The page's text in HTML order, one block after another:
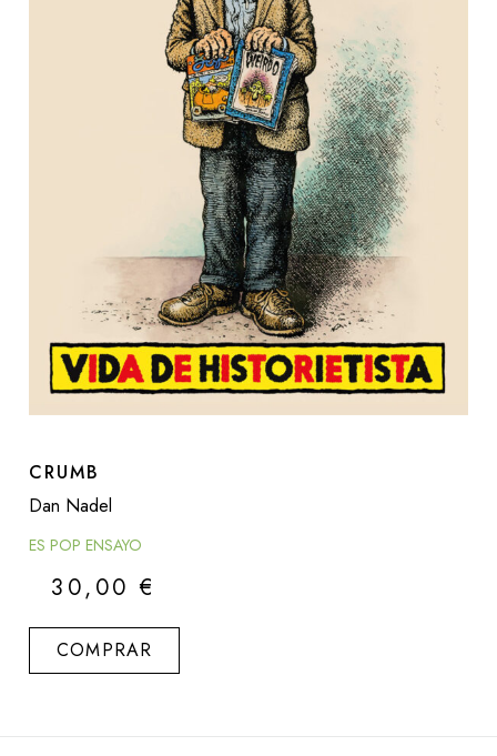
CRUMB
Dan Nadel
ES POP ENSAYO
30,00€
COMPRAR